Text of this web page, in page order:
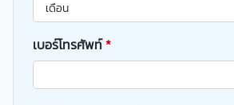
เบอร์โทรศัพท์*